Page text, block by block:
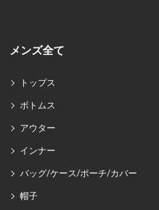
メンズ全て
トップス
ボトムス
アウター
インナー
バッグ/ケース/ポーチ/カバー
帽子